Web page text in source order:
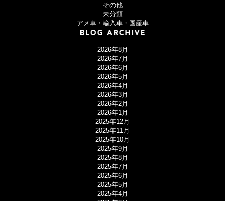
その他
未分類
アメ車・輸入車・国産車
2026年8月
2026年7月
2026年6月
2026年5月
2026年4月
2026年3月
2026年2月
2026年1月
2025年12月
2025年11月
2025年10月
2025年9月
2025年8月
2025年7月
2025年6月
2025年5月
2025年4月